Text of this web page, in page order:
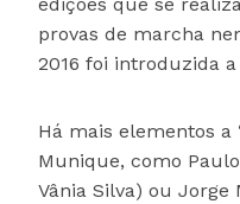
provas de marcha
2016 foi introduzida
Há mais elementos a
Munique, como
Vânia Silva) ou Jorge